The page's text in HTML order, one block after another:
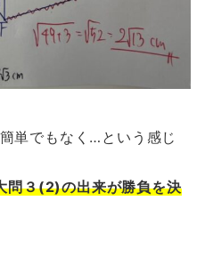
単でもなく…という感じ
問３(2)の出来が勝負を決